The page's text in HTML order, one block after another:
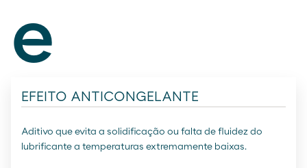
e
EFEITO ANTICONGELANTE
Aditivo que evita a solidificação ou falta de fluidez do
lubrificante a temperaturas extremamente baixas.